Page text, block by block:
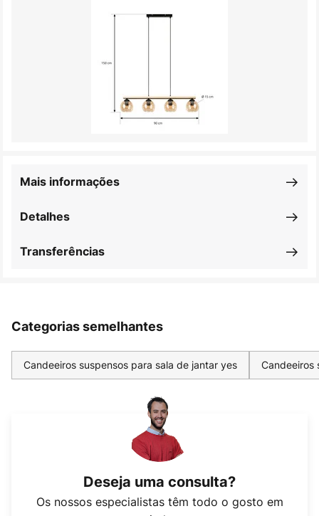
Detalhes
Mais informações
Transferências
Categorias semelhantes
Candeeiros suspensos para sala de jantar yes Candeeiros
Deseja uma consulta?
Os nossos especialistas têm todo o gosto em